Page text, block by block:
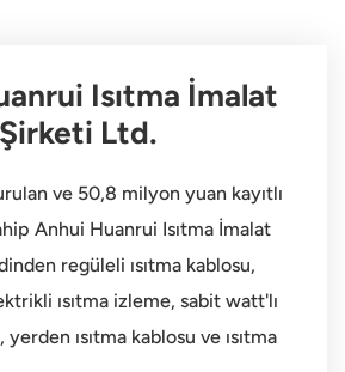
Isıtma İmalat
Şirketi Ltd.
ve 50,8 milyon yuan kayıtlı
Anhui Huanrui Isıtma İmalat
regüleli ısıtma kablosu,
ısıtma izleme, sabit watt'lı
yerden ısıtma kablosu ve ısıtma